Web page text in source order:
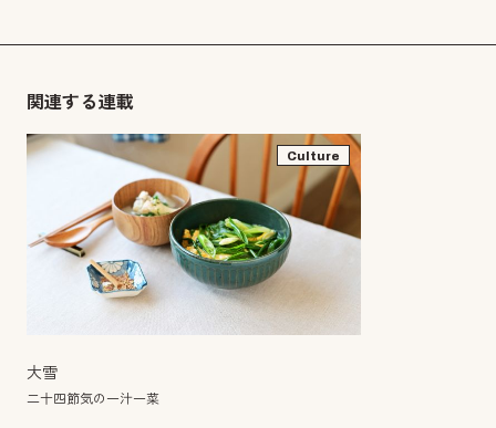
関連する連載
Culture
大雪
二十四節気の一汁一菜